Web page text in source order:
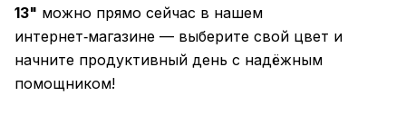
13" можно прямо сейчас в нашем
интернет‑магазине — выберите свой цвет и
начните продуктивный день с надёжным
помощником!